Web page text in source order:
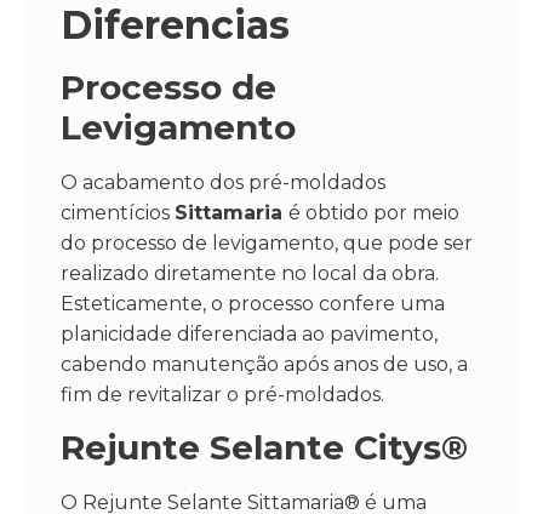
Diferencias
Processo de
Levigamento
O acabamento dos pré-moldados
cimentícios Sittamaria é obtido por meio
do processo de levigamento, que pode ser
realizado diretamente no local da obra.
Esteticamente, o processo confere uma
planicidade diferenciada ao pavimento,
cabendo manutenção após anos de uso, a
fim de revitalizar o pré-moldados.
Rejunte Selante Citys®
O Rejunte Selante Sittamaria® é uma